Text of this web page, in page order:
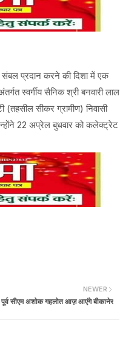
प्रदान करने की दिशा में एक
स्वर्गीय सैनिक श्री बनवारी लाल
सीकर ग्रामीण) निवासी
22 अप्रेल बुधवार को कलेक्ट्रेट
NEWER
पूर्व सीएम अशोक गहलोत आज़ आएंगे बीकानेर